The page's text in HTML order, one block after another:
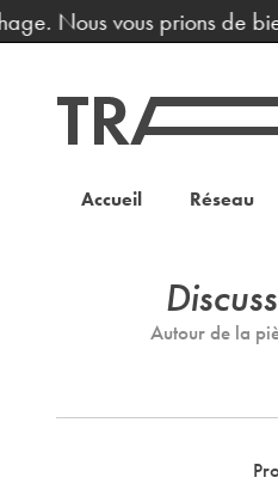
vous prions de bien
Accueil Réseau
Autour de la